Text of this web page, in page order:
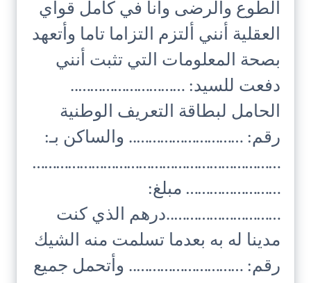
الطوع والرضى وأنا في كامل قواي
العقلية أنني ألتزم التزاما تاما وأتعهد
بصحة المعلومات التي تثبت أنني
دفعت للسيد: ………………………..
الحامل لبطاقة التعريف الوطنية
رقم: ……………………….. والساكن بـ:
………………………………………………………
…………………… مبلغ:
………………………..درهم الذي كنت
مدينا له به بعدما تسلمت منه الشيك
رقم: ……………………….. وأتحمل جميع